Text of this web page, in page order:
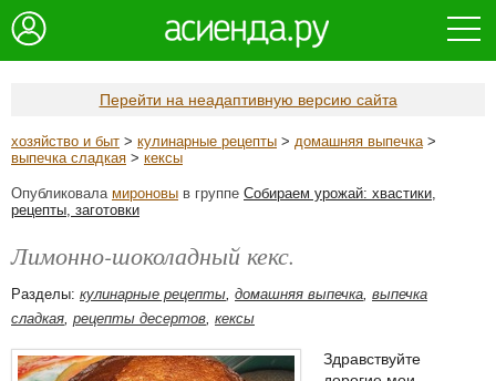
Перейти на неадаптивную версию сайта
хозяйство и быт > кулинарные рецепты > домашняя выпечка>
выпечка сладкая > кексы
Опубликовала мироновы в группе Собираем урожай: хвастики,
рецепты, заготовки
Лимонно-шоколадный кекс.
Разделы: кулинарные рецепты, домашняя выпечка, выпечка
сладкая, рецепты десертов, кексы
Здравствуйте